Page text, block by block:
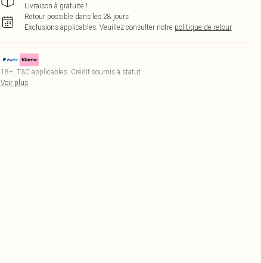
Livraison à gratuite !
Retour possible dans les 28 jours
Exclusions applicables. Veuillez consulter notre politique de retour
18+, T&C applicables. Crédit soumis à statut
Voir plus